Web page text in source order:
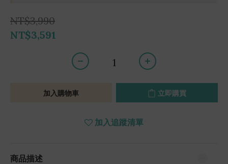
NT$3,990
NT$3,591
加入購物車 立即購買
加入追蹤清單
商品描述